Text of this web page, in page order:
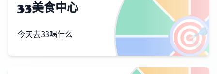
🎯
33美食中心
今天去33喝什么